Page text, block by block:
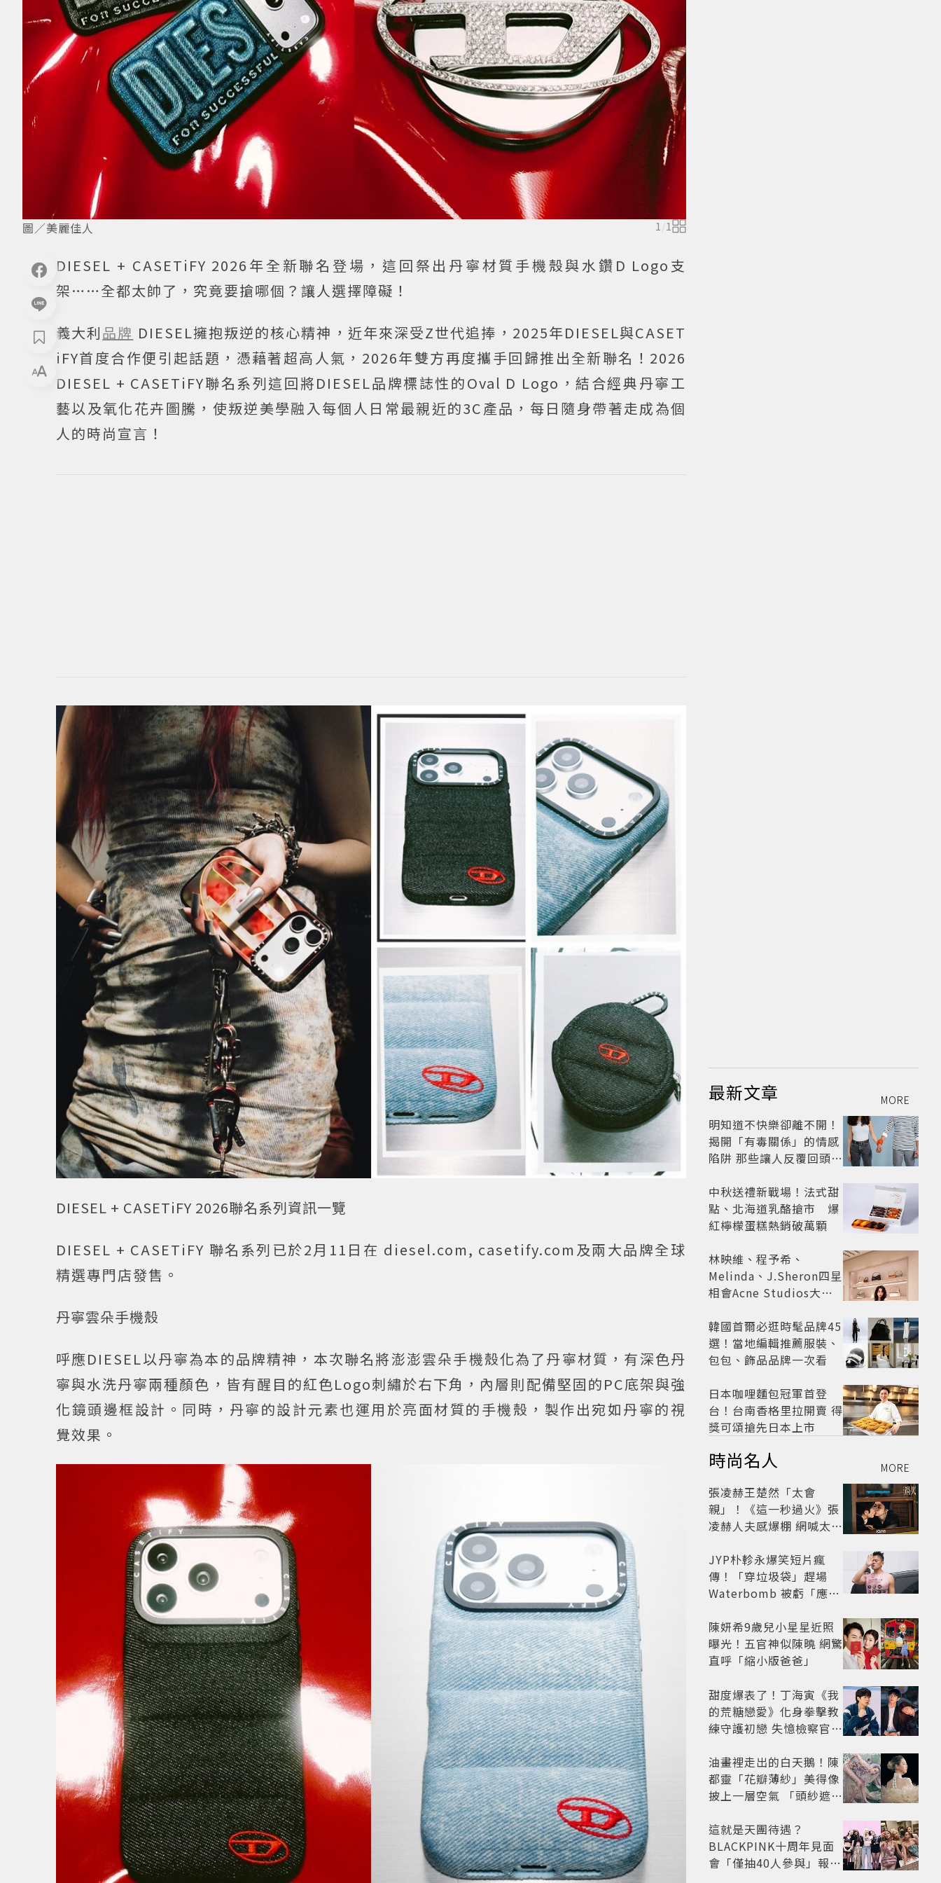
圖／美麗佳人 1/1
DIESEL + CASETiFY 2026年全新聯名登場，這回祭出丹寧材質手機殼與水鑽D Logo支
架……全都太帥了，究竟要搶哪個？讓人選擇障礙！
義大利品牌 DIESEL擁抱叛逆的核心精神，近年來深受Z世代追捧，2025年DIESEL與CASET
iFY首度合作便引起話題，憑藉著超高人氣，2026年雙方再度攜手回歸推出全新聯名！2026
DIESEL + CASETiFY聯名系列這回將DIESEL品牌標誌性的Oval D Logo，結合經典丹寧工
藝以及氧化花卉圖騰，使叛逆美學融入每個人日常最親近的3C產品，每日隨身帶著走成為個
人的時尚宣言！
DIESEL + CASETiFY 2026聯名系列資訊一覽
DIESEL + CASETiFY 聯名系列已於2月11日在 diesel.com, casetify.com及兩大品牌全球
精選專門店發售。
丹寧雲朵手機殼
呼應DIESEL以丹寧為本的品牌精神，本次聯名將澎澎雲朵手機殼化為了丹寧材質，有深色丹
寧與水洗丹寧兩種顏色，皆有醒目的紅色Logo刺繡於右下角，內層則配備堅固的PC底架與強
化鏡頭邊框設計。同時，丹寧的設計元素也運用於亮面材質的手機殼，製作出宛如丹寧的視
覺效果。
最新文章 MORE
明知道不快樂卻離不開！
揭開「有毒關係」的情感
陷阱 那些讓人反覆回頭的
戒？
中秋送禮新戰場！法式甜
點、北海道乳酪搶市 爆
紅檸檬蛋糕熱銷破萬顆
林映維、程予希、
Melinda、J.Sheron四星
相會Acne Studios大曬
韓國首爾必逛時髦品牌45
選！當地編輯推薦服裝、
包包、飾品品牌一次看
日本咖哩麵包冠軍首登
台！台南香格里拉開賣 得
獎可頌搶先日本上市
時尚名人 MORE
張凌赫王楚然「太會
親」！《這一秒過火》張
凌赫人夫感爆棚 網喊太有
JYP朴軫永爆笑短片瘋
傳！「穿垃圾袋」趕場
Waterbomb 被虧「應該
陳妍希9歲兒小星星近照
曝光！五官神似陳曉 網驚
直呼「縮小版爸爸」
甜度爆表了！丁海寅《我
的荒糖戀愛》化身拳擊教
練守護初戀 失憶檢察官×
劇
油畫裡走出的白天鵝！陳
都靈「花瓣薄紗」美得像
披上一層空氣 「頭紗遮
太仙
這就是天團待遇？
BLACKPINK十周年見面
會「僅抽40人參與」報名